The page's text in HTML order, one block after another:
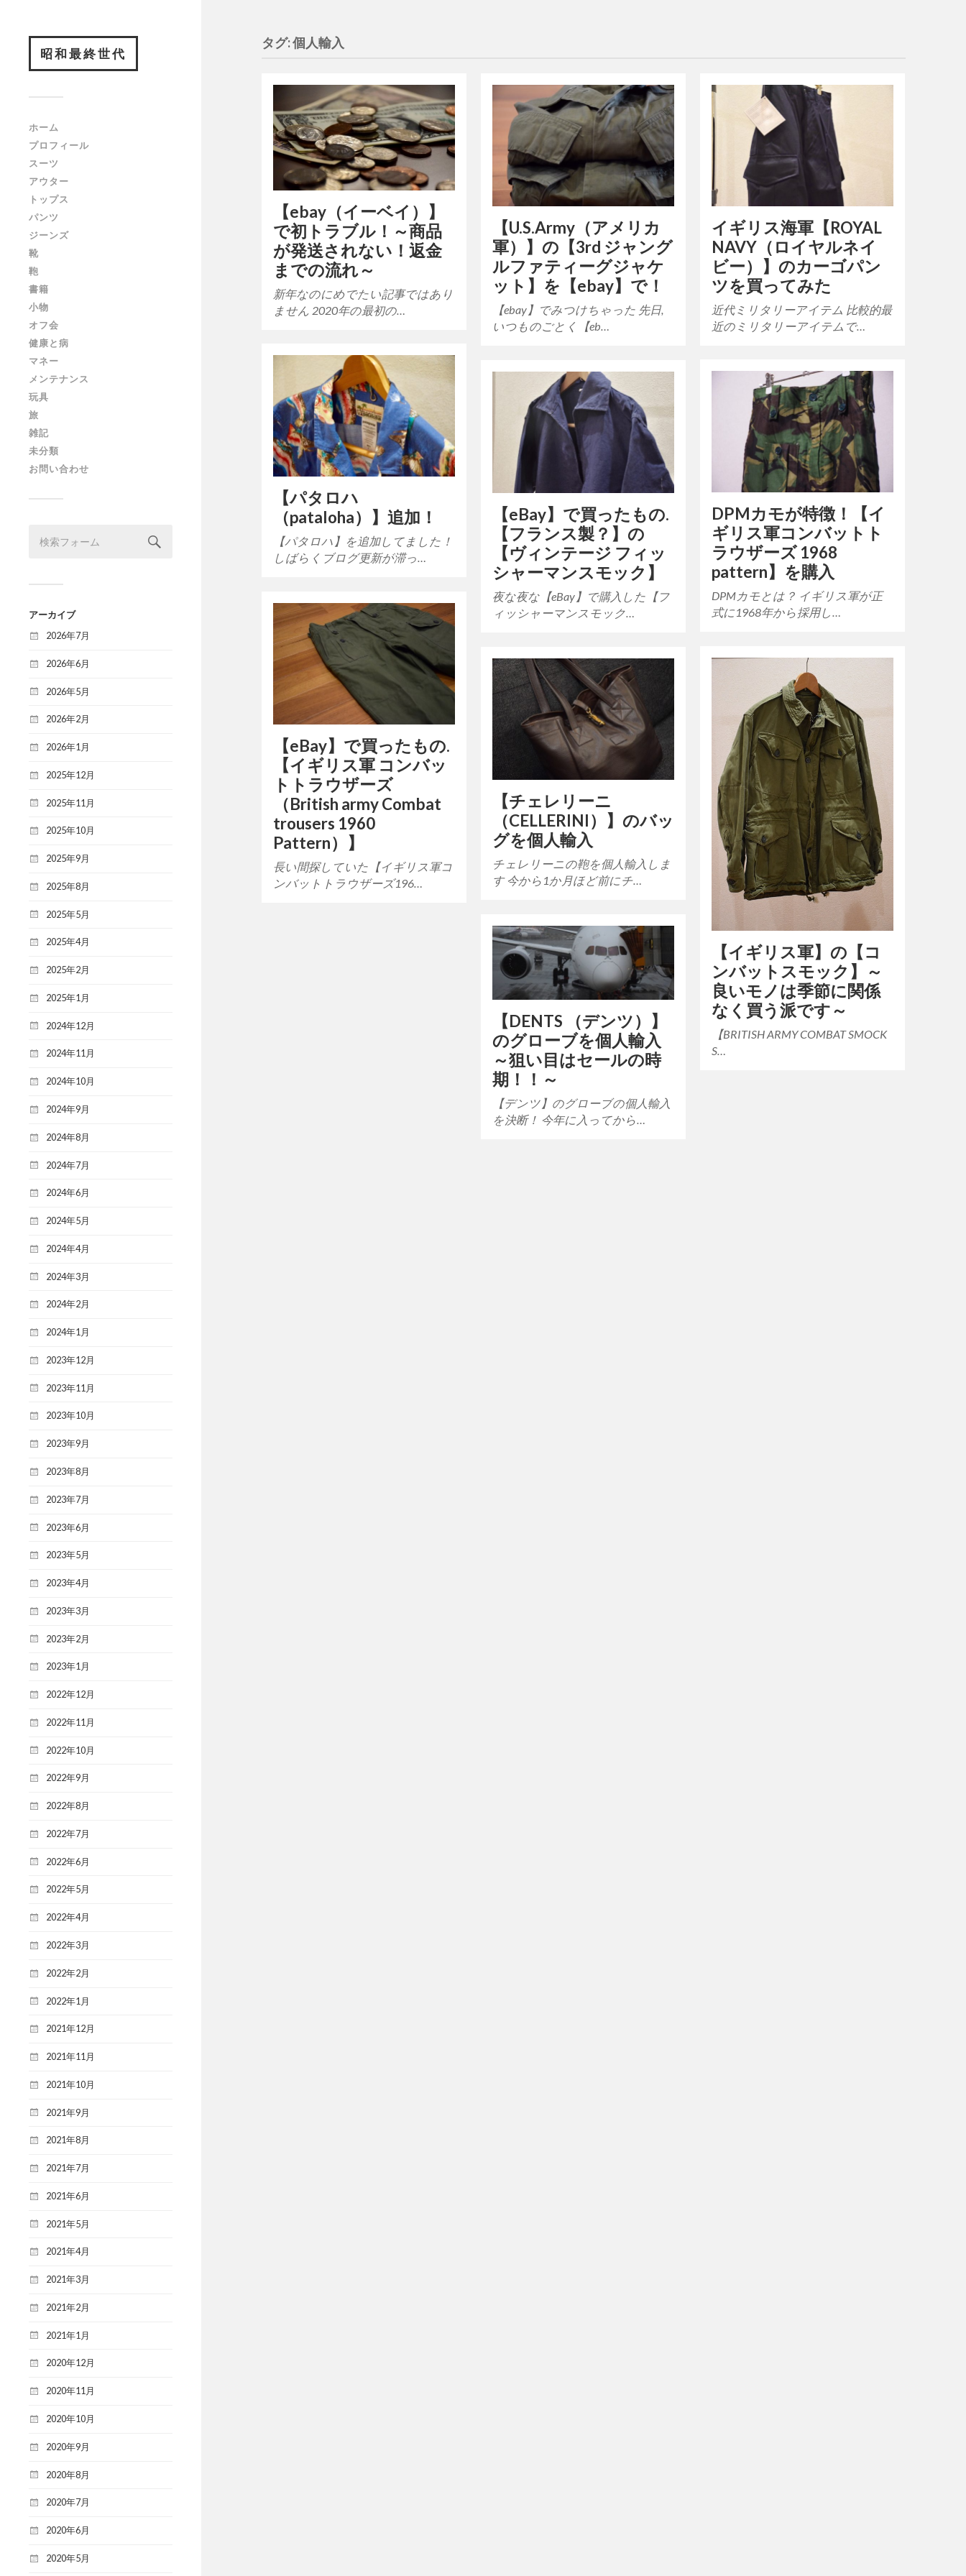
昭和最終世代
ホーム
プロフィール
スーツ
アウター
トップス
パンツ
ジーンズ
靴
鞄
書籍
小物
オフ会
健康と病
マネー
メンテナンス
玩具
旅
雑記
未分類
お問い合わせ
アーカイブ
2026年7月
2026年6月
2026年5月
2026年2月
2026年1月
2025年12月
2025年11月
2025年10月
2025年9月
2025年8月
2025年5月
2025年4月
2025年2月
2025年1月
2024年12月
2024年11月
2024年10月
2024年9月
2024年8月
2024年7月
2024年6月
2024年5月
2024年4月
2024年3月
2024年2月
2024年1月
2023年12月
2023年11月
2023年10月
2023年9月
2023年8月
2023年7月
2023年6月
2023年5月
2023年4月
2023年3月
2023年2月
2023年1月
2022年12月
2022年11月
2022年10月
2022年9月
2022年8月
2022年7月
2022年6月
2022年5月
2022年4月
2022年3月
2022年2月
2022年1月
2021年12月
2021年11月
2021年10月
2021年9月
2021年8月
2021年7月
2021年6月
2021年5月
2021年4月
2021年3月
2021年2月
2021年1月
2020年12月
2020年11月
2020年10月
2020年9月
2020年8月
2020年7月
2020年6月
2020年5月
タグ: 個人輸入
【ebay（イーベイ）】
で初トラブル！～商品
が発送されない！返金
までの流れ～
新年なのにめでたい記事ではあり
ません 2020年の最初の…
【U.S.Army（アメリカ
軍）】の【3rd ジャング
ルファティーグジャケ
ット】を【ebay】で！
【ebay】でみつけちゃった 先日,
いつものごとく【eb…
イギリス海軍【ROYAL
NAVY（ロイヤルネイ
ビー）】のカーゴパン
ツを買ってみた
近代ミリタリーアイテム 比較的最
近のミリタリーアイテムで…
【パタロハ
（pataloha）】追加！
【パタロハ】を追加してました！
しばらくブログ更新が滞っ…
DPMカモが特徴！【イ
ギリス軍コンバットト
ラウザーズ 1968
pattern】を購入
DPMカモとは？ イギリス軍が正
式に1968年から採用し…
【eBay】で買ったもの.
【フランス製？】の
【ヴィンテージ フィッ
シャーマンスモック】
夜な夜な【eBay】で購入した【フ
ィッシャーマンスモック…
【eBay】で買ったもの.
【イギリス軍 コンバッ
トトラウザーズ
（British army Combat
trousers 1960
Pattern）】
長い間探していた【イギリス軍コ
ンバットトラウザーズ196…
【イギリス軍】の【コ
ンバットスモック】～
良いモノは季節に関係
なく買う派です～
【BRITISH ARMY COMBAT SMOCK
S…
【チェレリーニ
（CELLERINI）】のバッ
グを個人輸入
チェレリーニの鞄を個人輸入しま
す 今から1か月ほど前にチ…
【DENTS （デンツ）】
のグローブを個人輸入
～狙い目はセールの時
期！！～
【デンツ】のグローブの個人輸入
を決断！ 今年に入ってから…